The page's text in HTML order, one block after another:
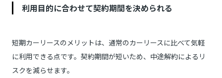
利用目的に合わせて契約期間を決められる
短期カーリースのメリットは、通常のカーリースに比べて気軽
に利用できる点です。契約期間が短いため、中途解約によるリ
スクを減らせます。